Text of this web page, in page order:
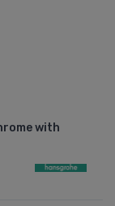
with